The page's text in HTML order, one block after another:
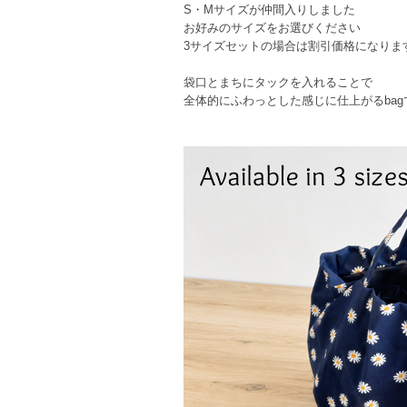
S・Mサイズが仲間入りしました
お好みのサイズをお選びください
3サイズセットの場合は割引価格になりま
袋口とまちにタックを入れることで
全体的にふわっとした感じに仕上がるbag